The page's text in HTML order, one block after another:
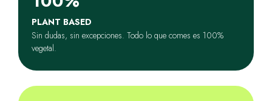
PLANT BASED
Sin dudas, sin excepciones. Todo lo que comes es 100%
vegetal.